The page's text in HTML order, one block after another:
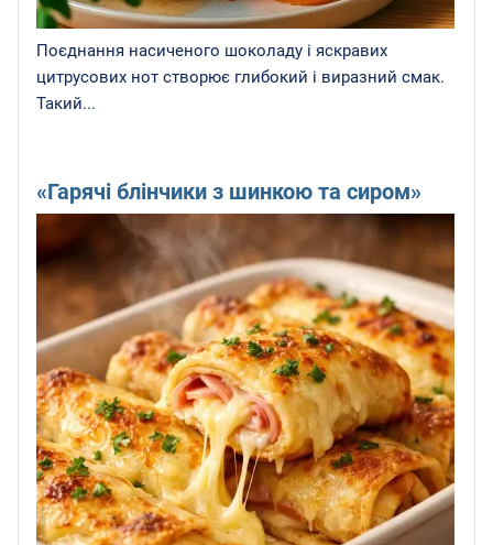
Поєднання насиченого шоколаду і яскравих
цитрусових нот створює глибокий і виразний смак.
Такий...
«Гарячі блінчики з шинкою та сиром»